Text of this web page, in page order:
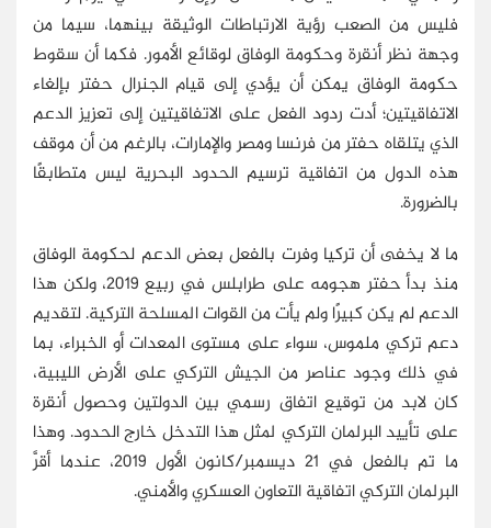
فليس من الصعب رؤية الارتباطات الوثيقة بينهما، سيما من
وجهة نظر أنقرة وحكومة الوفاق لوقائع الأمور. فكما أن سقوط
حكومة الوفاق يمكن أن يؤدي إلى قيام الجنرال حفتر بإلغاء
الاتفاقيتين؛ أدت ردود الفعل على الاتفاقيتين إلى تعزيز الدعم
الذي يتلقاه حفتر من فرنسا ومصر والإمارات، بالرغم من أن موقف
هذه الدول من اتفاقية ترسيم الحدود البحرية ليس متطابقًا
بالضرورة.
ما لا يخفى أن تركيا وفرت بالفعل بعض الدعم لحكومة الوفاق
منذ بدأ حفتر هجومه على طرابلس في ربيع 2019، ولكن هذا
الدعم لم يكن كبيرًا ولم يأت من القوات المسلحة التركية. لتقديم
دعم تركي ملموس، سواء على مستوى المعدات أو الخبراء، بما
في ذلك وجود عناصر من الجيش التركي على الأرض الليبية،
كان لابد من توقيع اتفاق رسمي بين الدولتين وحصول أنقرة
على تأييد البرلمان التركي لمثل هذا التدخل خارج الحدود. وهذا
ما تم بالفعل في 21 ديسمبر/كانون الأول 2019، عندما أقرَّ
البرلمان التركي اتفاقية التعاون العسكري والأمني.